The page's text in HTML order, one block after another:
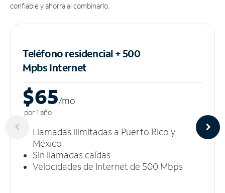
confiable y ahorra al combinarlo.
Teléfono residencial + 500
MpbsInternet
$65/mo
por 1 año
Llamadas ilimitadas a Puerto Rico y
México
Sin llamadas caídas
Velocidades de Internet de 500 Mbps